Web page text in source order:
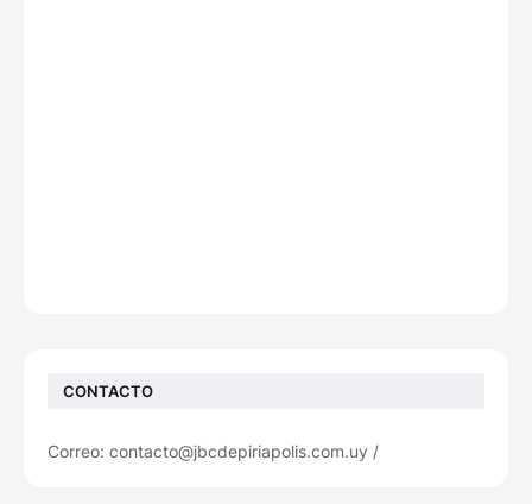
CONTACTO
Correo: contacto@jbcdepiriapolis.com.uy /